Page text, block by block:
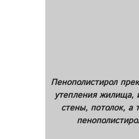
Пенополистирол
утепления жилища,
стены, потолок, а